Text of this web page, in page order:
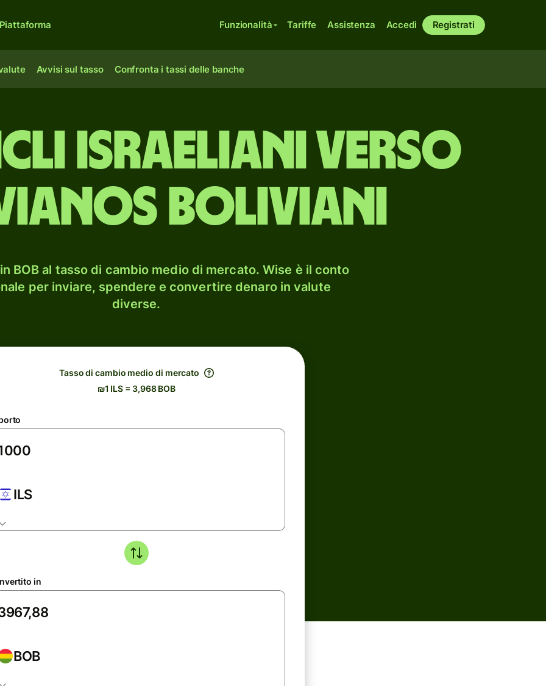
Funzionalità Tariffe Assistenza Accedi Registrati
Avvisi sul tasso Confronta i tassi delle banche
israeliani verso
boliviani
BOB al tasso di cambio medio di mercato. Wise è il conto
per inviare, spendere e convertire denaro in valute
diverse.
Tasso di cambio medio di mercato
₪1 ILS = 3,968 BOB
ILS
in
BOB